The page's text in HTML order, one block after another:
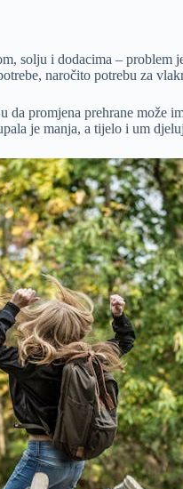
solju i dodacima –
naročito potrebu za
da promjena prehrane
je manja, a tijelo i um